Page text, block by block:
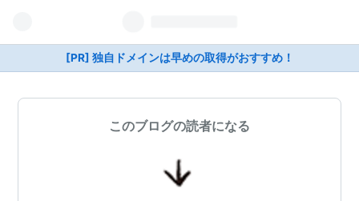
[PR] 独自ドメインは早めの取得がおすすめ！
このブログの読者になる